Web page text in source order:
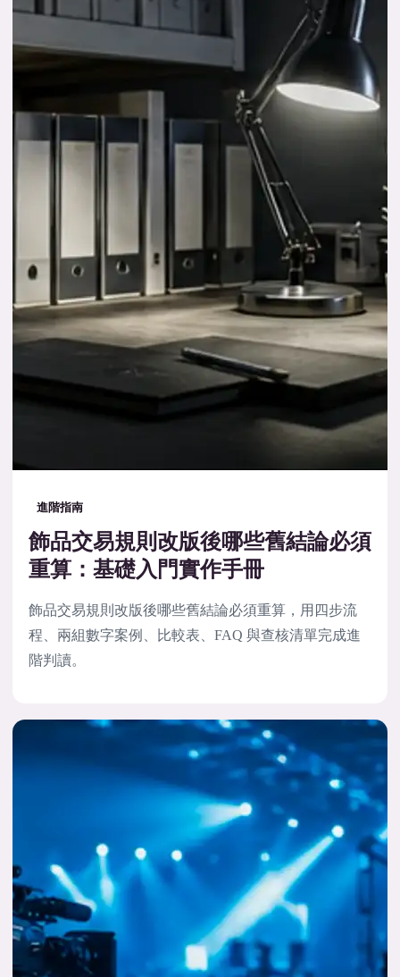
進階指南
飾品交易規則改版後哪些舊結論必須
重算：基礎入門實作手冊
飾品交易規則改版後哪些舊結論必須重算，用四步流
程、兩組數字案例、比較表、FAQ 與查核清單完成進
階判讀。